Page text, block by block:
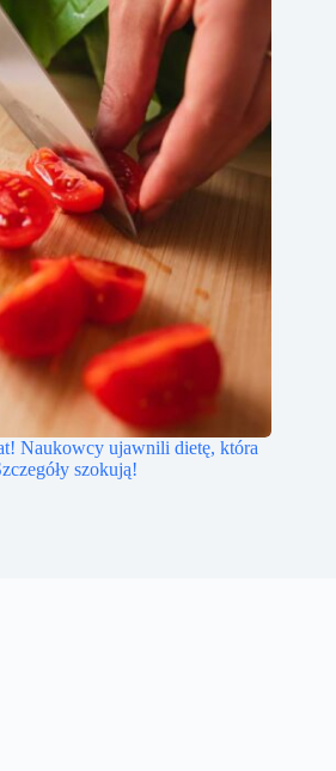
Naukowcy ujawnili dietę, która
szokują!